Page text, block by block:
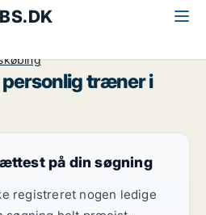
personlig træner i
på din søgning
registreret nogen ledige